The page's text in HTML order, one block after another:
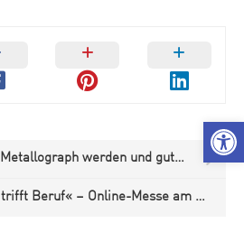
Metallographin oder Metallograph werden und gutes Geld verdienen
»MTL-Ausbildung trifft Beruf« – Online-Messe am 21.04.21